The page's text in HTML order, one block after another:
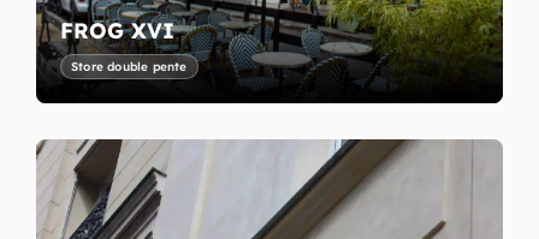
FROG XVI
Store double pente